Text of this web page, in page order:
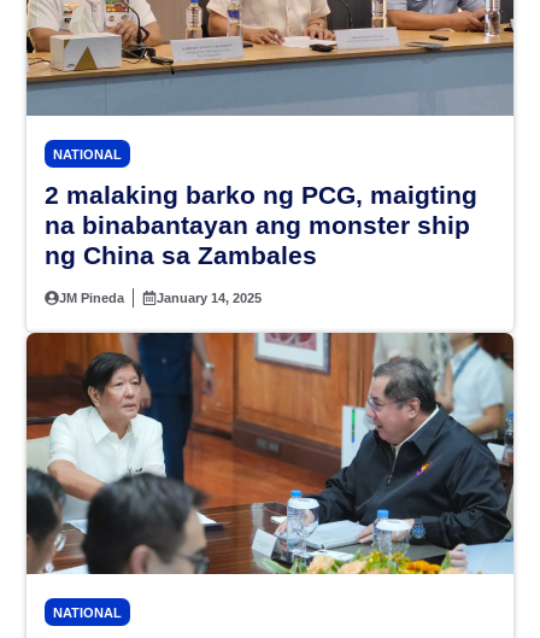
NATIONAL
2 malaking barko ng PCG, maigting
na binabantayan ang monster ship
ng China sa Zambales
JM Pineda January 14, 2025
NATIONAL